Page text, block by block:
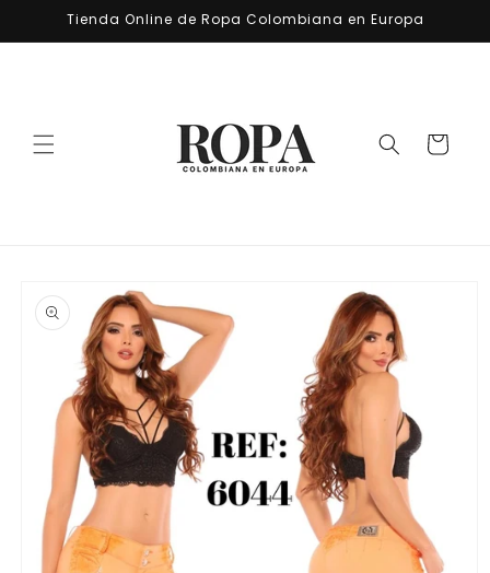
directamente
al contenido
Tienda Online de Ropa Colombiana en Europa
Carrito
información
del producto